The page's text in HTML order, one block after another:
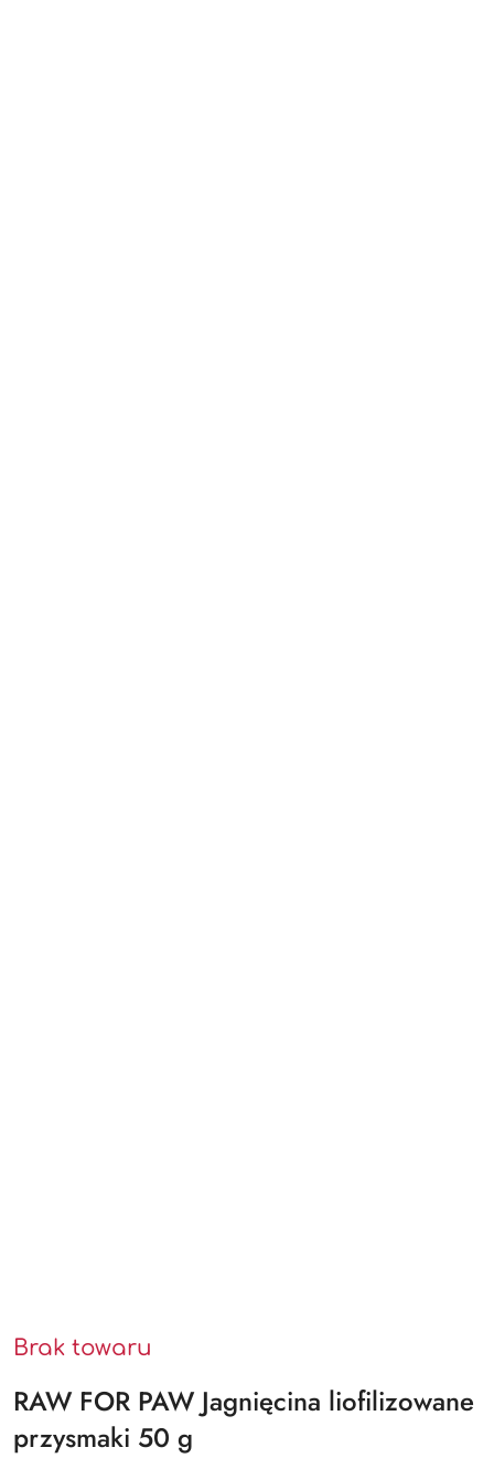
Brak towaru
RAW FOR PAW Jagnięcina liofilizowane
przysmaki 50 g